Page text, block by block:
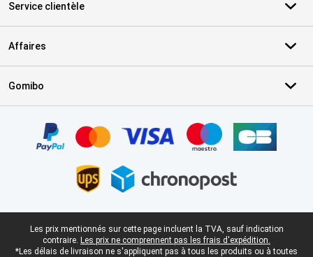
Service clientèle
Affaires
Gomibo
Pied-de-page légal
Les prix mentionnés sur cette page incluent la TVA, sauf indication
contraire. Les prix ne comprennent pas les frais d'expédition.
*Les délais de livraison ne s'appliquent pas à tous les produits ou à toutes